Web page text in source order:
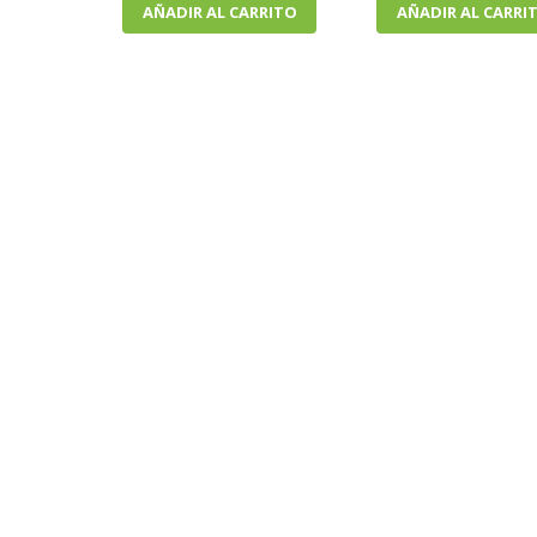
AÑADIR AL CARRITO AÑADIR AL